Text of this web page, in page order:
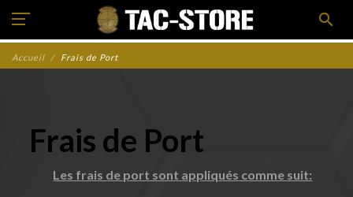
search
Accueil Frais de Port
Frais de Port
Les frais de port sont appliqués comme suit: